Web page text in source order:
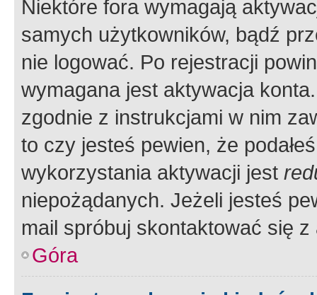
Niektóre fora wymagają
samych użytkowników, bądź
nie logować. Po rejestracji
wymagana jest aktywacja
zgodnie z instrukcjami w nim
to czy jesteś pewien, że
wykorzystania aktywacji jest
niepożądanych. Jeżeli jesteś
mail spróbuj skontaktować się
Góra